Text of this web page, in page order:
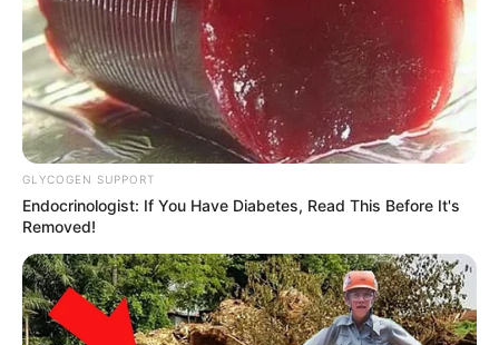
GLYCOGEN SUPPORT
Endocrinologist: If You Have Diabetes, Read This Before It's
Removed!